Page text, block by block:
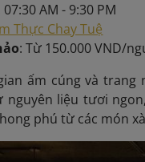
07:30 AM - 9:30 PM
Thực Chay Tuệ
: Từ 150.000 VND/
ấm cúng và
nguyên liệu tươi
phú từ các món